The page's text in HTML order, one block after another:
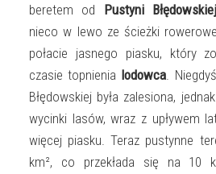
beretem od Pustyni Błędowskiej
nieco w lewo ze ścieżki
połacie jasnego piasku, który
czasie topnienia lodowca .
Błędowskiej była zalesiona,
wycinki lasów, wraz z upływem
więcej piasku. Teraz pustynne
km², co przekłada się na 10